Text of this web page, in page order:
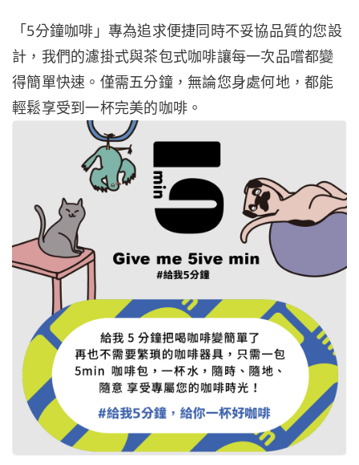
「5分鐘咖啡」專為追求便捷同時不妥協品質的您設
計，我們的濾掛式與茶包式咖啡讓每一次品嚐都變
得簡單快速。僅需五分鐘，無論您身處何地，都能
輕鬆享受到一杯完美的咖啡。